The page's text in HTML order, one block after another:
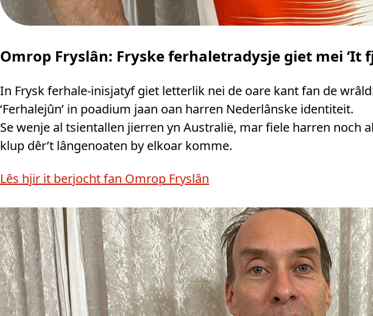
Omrop Fryslân: Fryske ferhaletradysje giet mei
In Frysk ferhale-inisjatyf giet letterlik nei de oare kant fan de
‘Ferhalejûn’ in poadium jaan oan harren Nederlânske identiteit.
Se wenje al tsientallen jierren yn Australië, mar fiele harren noch
klup dêr’t lângenoaten by elkoar komme.
Lês hjir it berjocht fan Omrop Fryslân